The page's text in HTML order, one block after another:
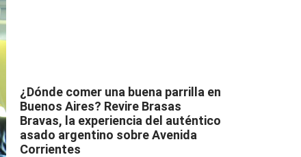
¿Dónde comer una buena parrilla en
Buenos Aires? Revire Brasas
Bravas, la experiencia del auténtico
asado argentino sobre Avenida
Corrientes